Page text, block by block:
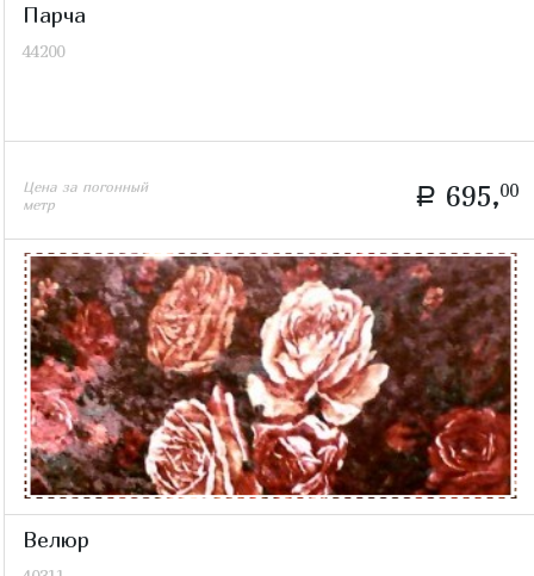
Парча
44200
Цена за погонный
метр
a 695,00
Велюр